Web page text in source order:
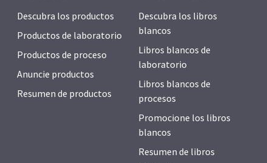
Descubra los productos
Productos de laboratorio
Productos de proceso
Anuncie productos
Resumen de productos
Descubra los libros
blancos
Libros blancos de
laboratorio
Libros blancos de
procesos
Promocione los libros
blancos
Resumen de libros